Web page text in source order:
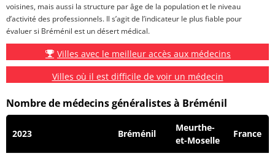
voisines, mais aussi la structure par âge de la population et le niveau
d’activité des professionnels. Il s’agit de l’indicateur le plus fiable pour
évaluer si Bréménil est un désert médical.
Villes avec le meilleur accès aux médecins
Villes où il est difficile de voir un médecin
Nombre de médecins généralistes à Bréménil
2023 Bréménil
Meurthe-
et-Moselle
France